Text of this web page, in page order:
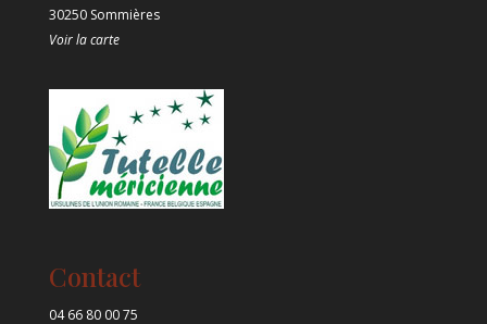
30250 Sommières
Voir la carte
Contact
04 66 80 00 75